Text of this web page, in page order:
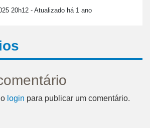
20h12 - Atualizado há 1 ano
login para publicar um comentário.